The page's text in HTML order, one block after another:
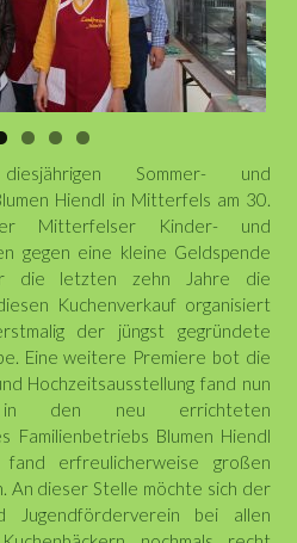
Sommer- und
Hiendl in Mitterfels am 30.
Mitterfelser Kinder- und
gegen eine kleine Geldspende
die letzten zehn Jahre die
Kuchenverkauf organisiert
der jüngst gegründete
Eine weitere Premiere bot die
Hochzeitsausstellung fand nun
den neu errichteten
Familienbetriebs Blumen Hiendl
erfreulicherweise großen
An dieser Stelle möchte sich der
Jugendförderverein bei allen